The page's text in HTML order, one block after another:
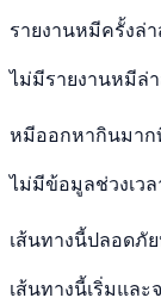
รายงานหมีครั้งล่
ไม่มีรายงานหมีล่
หมีออกหากินมาก
ไม่มีข้อมูลช่วงเว
เส้นทางนี้ปลอดภั
เส้นทางนี้เริ่มแล